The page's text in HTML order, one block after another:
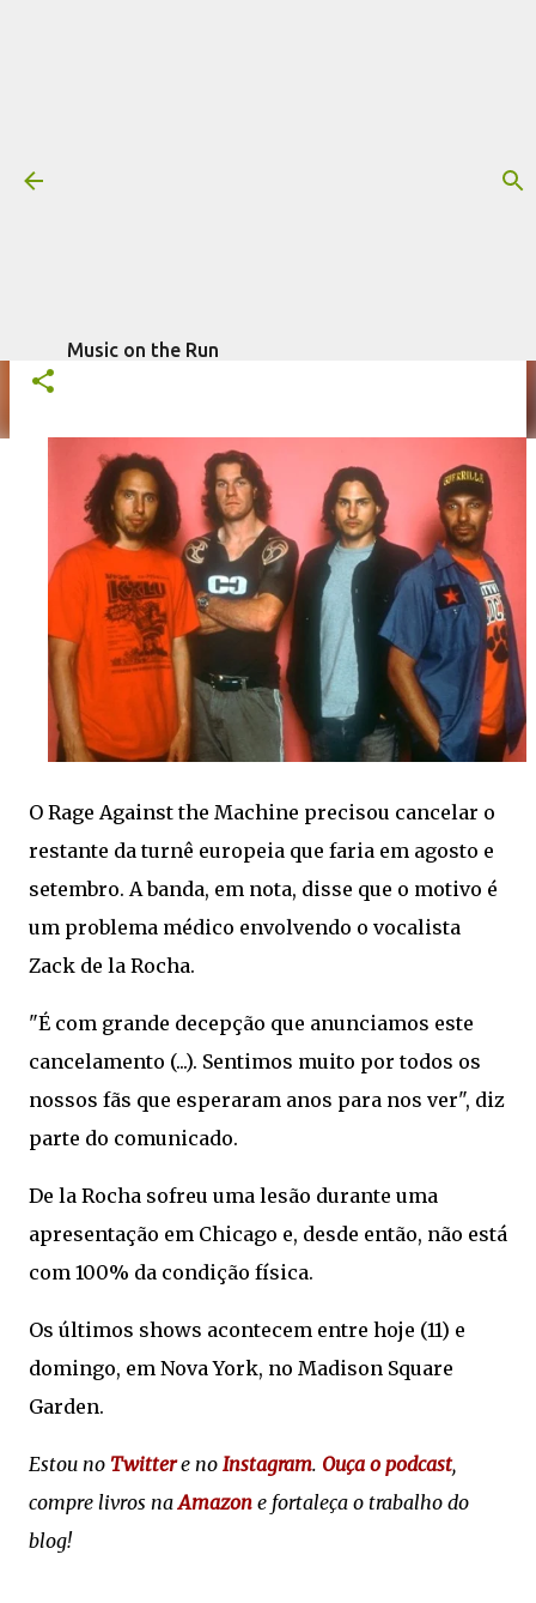
Music on the Run
Rage Against the Machine cancela
O Rage Against the Machine precisou cancelar o
restante da turnê europeia que faria em agosto e
setembro. A banda, em nota, disse que o motivo é
um problema médico envolvendo o vocalista
Zack de la Rocha.
"É com grande decepção que anunciamos este
cancelamento (...). Sentimos muito por todos os
nossos fãs que esperaram anos para nos ver", diz
parte do comunicado.
De la Rocha sofreu uma lesão durante uma
apresentação em Chicago e, desde então, não está
com 100% da condição física.
Os últimos shows acontecem entre hoje (11) e
domingo, em Nova York, no Madison Square
Garden.
Estou no Twittere no Instagram. Ouça o podcast,
compre livros naAmazon e fortaleça o trabalho do
blog!